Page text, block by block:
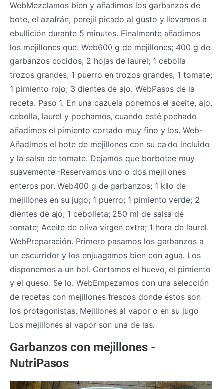
WebMezclamos bien y añadimos los garbanzos de
bote, el azafrán, perejil picado al gusto y llevamos a
ebullición durante 5 minutos. Finalmente añadimos
los mejillones que. Web600 g de mejillones; 400 g de
garbanzos cocidos; 2 hojas de laurel; 1 cebolla
trozos grandes; 1 puerro en trozos grandes; 1 tomate;
1 pimiento rojo; 3 dientes de ajo. WebPasos de la
receta. Paso 1. En una cazuela ponemos el aceite, ajo,
cebolla, laurel y pochamos, cuando esté pochado
añadimos el pimiento cortado muy fino y los. Web-
Añadimos el bote de mejillones con su caldo incluido
y la salsa de tomate. Dejamos que borbotee muy
suavemente.-Reservamos uno o dos mejillones
enteros por. Web400 g de garbanzos; 1 kilo de
mejillones en su jugo; 1 puerro; 1 pimiento verde; 2
dientes de ajo; 1 cebolleta; 250 ml de salsa de
tomate; Aceite de oliva virgen extra; 1 hora de laurel.
WebPreparación. Primero pasamos los garbanzos a
un escurridor y los enjuagamos bien con agua. Los
disponemos a un bol. Cortamos el huevo, el pimiento
y el queso. Se lo. WebEmpezamos con una selección
de recetas con mejillones frescos donde éstos son
los protagonistas. Mejillones al vapor o en su jugo
Los mejillones al vapor son una de las.
Garbanzos con mejillones -
NutriPasos